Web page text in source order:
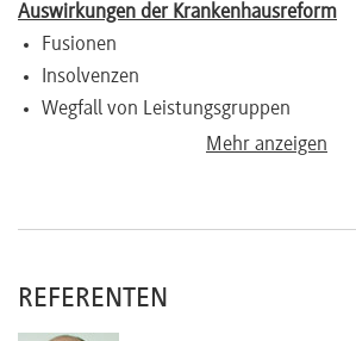
Auswirkungen der Krankenhausreform
Fusionen
Insolvenzen
Wegfall von Leistungsgruppen
Mehr anzeigen
REFERENTEN